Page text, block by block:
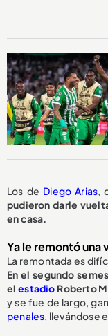
Los de Diego Arias,
pudieron darle
en casa.
Ya le remontó una
La remontada es
En el segundo
elestadio Roberto
y se fue de largo,
penales, llevándose